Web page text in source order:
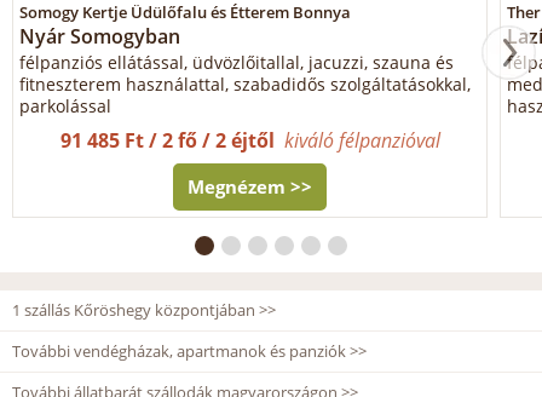
Somogy Kertje Üdülőfalu és Étterem Bonnya
Nyár Somogyban
félpanziós ellátással, üdvözlőitallal, jacuzzi, szauna és
fitneszterem használattal, szabadidős szolgáltatásokkal,
parkolással
91 485 Ft / 2 fő / 2 éjtől kiváló félpanzióval
Megnézem >>
1 szállás Kőröshegy központjában >>
További vendégházak, apartmanok és panziók >>